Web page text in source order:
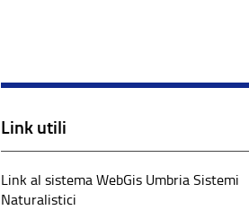
Link utili
Link al sistema WebGis Umbria Sistemi
Naturalistici